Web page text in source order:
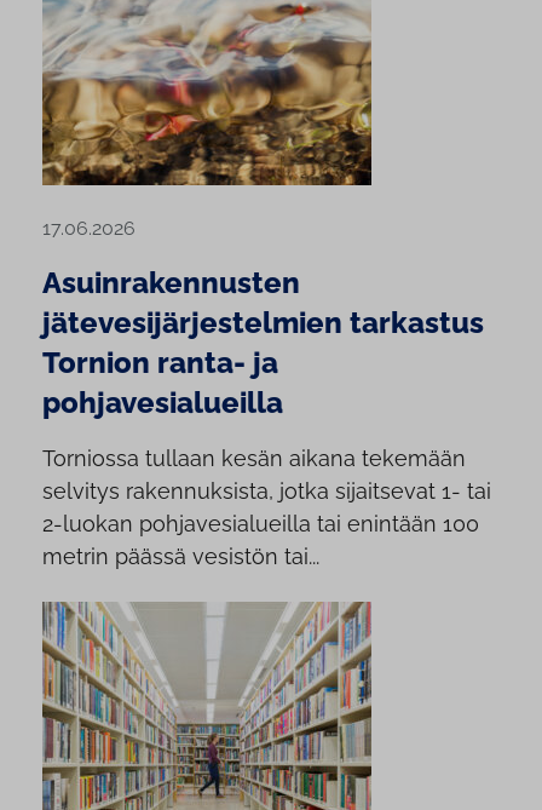
17.06.2026
Asuinrakennusten
jätevesijärjestelmien tarkastus
Tornion ranta- ja
pohjavesialueilla
Torniossa tullaan kesän aikana tekemään
selvitys rakennuksista, jotka sijaitsevat 1- tai
2-luokan pohjavesialueilla tai enintään 100
metrin päässä vesistön tai...